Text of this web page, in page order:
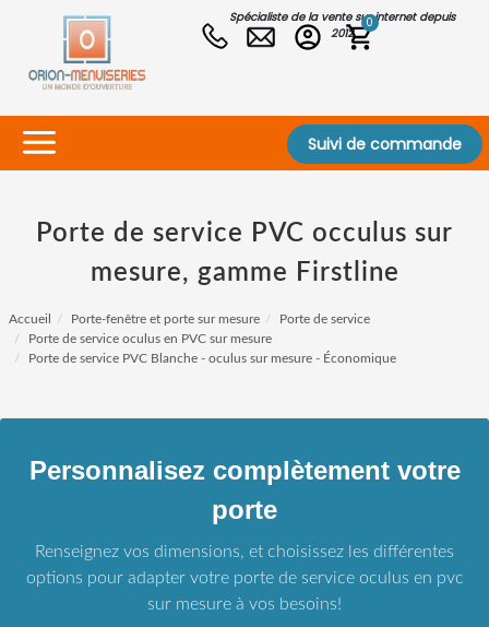
Spécialiste de la vente sur internet depuis
2012
0
Suivi de commande
Porte de service PVC occulus sur
mesure, gamme Firstline
Accueil Porte-fenêtre et porte sur mesure
Porte de service
Porte de service oculus en PVC sur mesure
Porte de service PVC Blanche - oculus sur mesure - Économique
Personnalisez complètement votre
porte
Renseignez vos dimensions, et choisissez les différentes
options pour adapter votre porte de service oculus en pvc
sur mesure à vos besoins!